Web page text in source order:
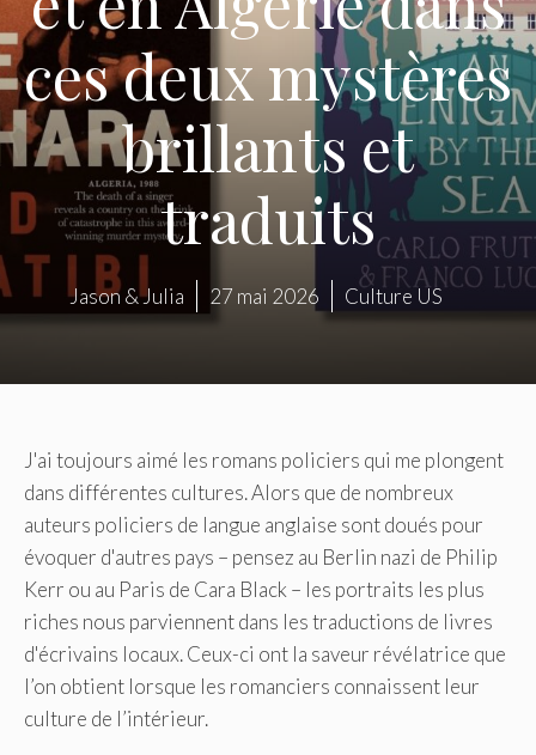
ces deux mystères
brillants et
traduits
Jason & Julia 27 mai 2026 Culture US
J'ai toujours aimé les romans policiers qui me plongent
dans différentes cultures. Alors que de nombreux
auteurs policiers de langue anglaise sont doués pour
évoquer d'autres pays – pensez au Berlin nazi de Philip
Kerr ou au Paris de Cara Black – les portraits les plus
riches nous parviennent dans les traductions de livres
d'écrivains locaux. Ceux-ci ont la saveur révélatrice que
l’on obtient lorsque les romanciers connaissent leur
culture de l’intérieur.